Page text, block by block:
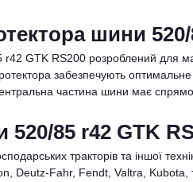
шини 520/
GTK RS200 розроблений для
забезпечують
частина шини має
520/85 r42 GTK
тракторів та іншої
Deutz-Fahr, Fendt, Valtra,